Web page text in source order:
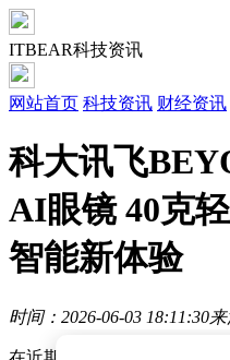
ITBEAR科技资讯
网站首页 科技资讯 财经资讯
科大讯飞
AI眼镜 40克
智能新体验
时间：2026-06-03 18:11:30